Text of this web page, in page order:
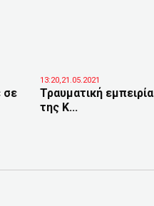
σε
13:20,21.05.2021
Τραυματική εμπειρία
της Κ...